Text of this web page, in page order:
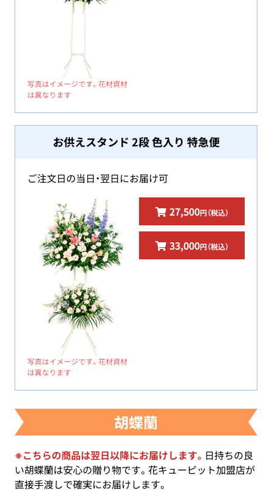
写真はイメージです。花材資材
は異なります
お供えスタンド 2段 色入り 特急便
ご注文日の当日・翌日にお届け可
写真はイメージです。花材資材
は異なります
27,500円（税込）
33,000円（税込）
胡蝶蘭
※こちらの商品は翌日以降にお届けします。 日持ちの良
い胡蝶蘭は安心の贈り物です。花キューピット加盟店が
直接手渡しで確実にお届けします。